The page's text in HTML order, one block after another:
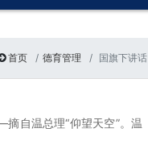
首页 德育管理 国旗下讲话
自温总理“仰望天空”。温